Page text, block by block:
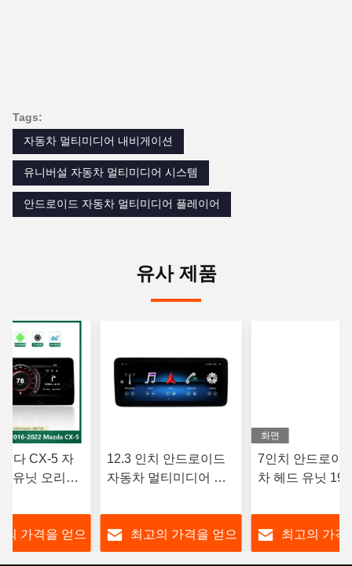
Tags:
자동차 멀티미디어 내비게이션
유니버설 자동차 멀티미디어 시스템
안드로이드 자동차 멀티미디어 플레이어
유사 제품
다 CX-5 자
유닛 오리지
플레이
의 가격을 얻으
12.3 인치 안드로이드
자동차 멀티미디어 플
츠
최고의 가격을 얻으
화면
7인치 안드로이
차 헤드 유닛
프
최고의 가격